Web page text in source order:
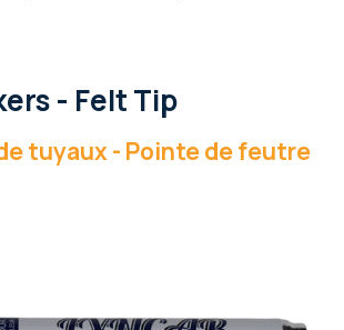
- Felt Tip
tuyaux - Pointe de feutre